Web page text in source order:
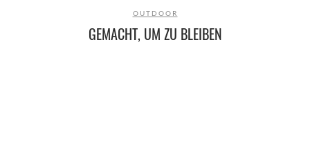
OUTDOOR
GEMACHT, UM ZU BLEIBEN